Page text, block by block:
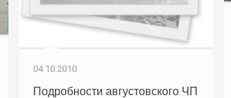
04.10.2010
Подробности августовского ЧП